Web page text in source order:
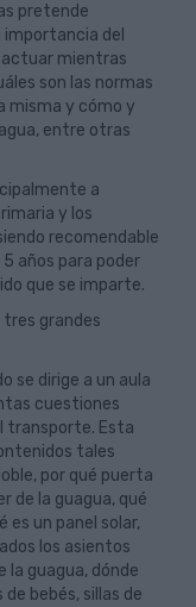
pretende
del
mientras
son las normas
misma y cómo y
entre otras
a
y los
recomendable
años para poder
que se imparte.
grandes
se dirige a un aula
cuestiones
transporte. Esta
tales
por qué puerta
de la guagua, qué
es un panel solar,
los asientos
la guagua, dónde
bebés, sillas de